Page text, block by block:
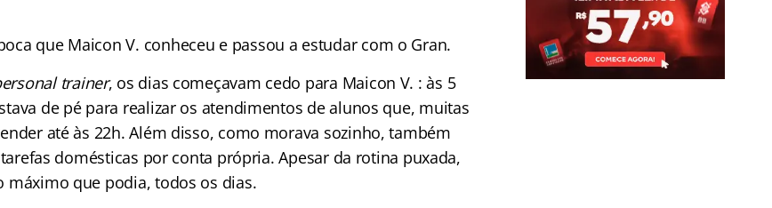
que Maicon V. conheceu e passou a estudar com o Gran.
trainer, os dias começavam cedo para Maicon V. : às 5
de pé para realizar os atendimentos de alunos que, muitas
até às 22h. Além disso, como morava sozinho, também
domésticas por conta própria. Apesar da rotina puxada,
máximo que podia, todos os dias.